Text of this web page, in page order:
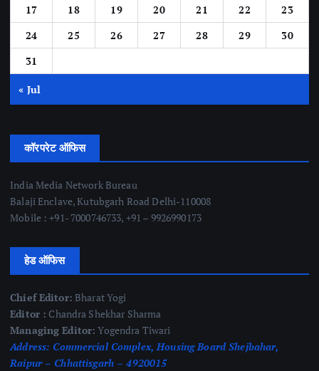
17
18 19 20 21 22
23
24
25 26 27 28 29
30
31
« Jul
कॉरपरेट ऑफिस
India Media Network Bureau
Balaji Enclave, Kutubgarh Road Delhi-110008
Mobile : +91- 7000746733, +91 – 9926990173
हेड ऑफिस
Chief Editor: Bharat Yogi
Editor : Chandra Shekhar Sharma
Managing Editor: Yogendra Tiwari
Address: Commercial Complex, Housing Board Shejbahar,
Raipur – Chhattisgarh – 4920015